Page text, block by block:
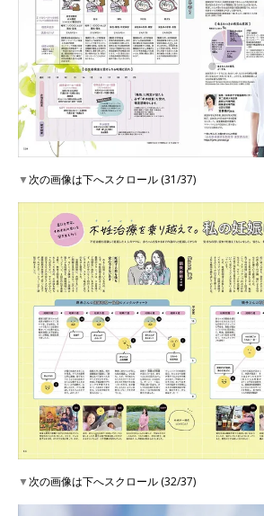
▼次の画像は下へスクロール (31/37)
▼次の画像は下へスクロール (32/37)